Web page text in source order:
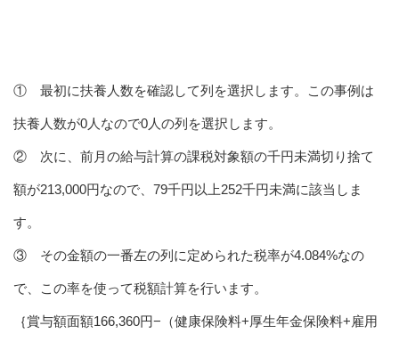
① 最初に扶養人数を確認して列を選択します。この事例は
扶養人数が0人なので0人の列を選択します。
② 次に、前月の給与計算の課税対象額の千円未満切り捨て
額が213,000円なので、79千円以上252千円未満に該当しま
す。
③ その金額の一番左の列に定められた税率が4.084%なの
で、この率を使って税額計算を行います。
｛賞与額面額166,360円−（健康保険料+厚生年金保険料+雇用